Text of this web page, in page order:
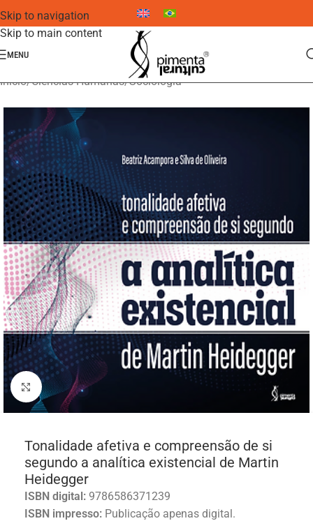
Skip to navigation
Skip to main content
MENU
Início/Ciências Humanas/Sociologia
Click to enlarge
Tonalidade afetiva e compreensão de si
segundo a analítica existencial de Martin
Heidegger
ISBN digital: 9786586371239
ISBN impresso: Publicação apenas digital.